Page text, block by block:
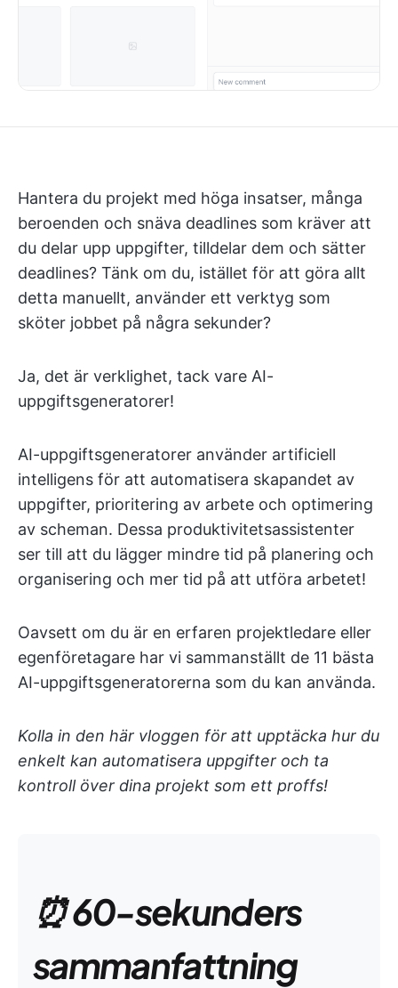
Hantera du projekt med höga insatser, många
beroenden och snäva deadlines som kräver att
du delar upp uppgifter, tilldelar dem och sätter
deadlines? Tänk om du, istället för att göra allt
detta manuellt, använder ett verktyg som
sköter jobbet på några sekunder?
Ja, det är verklighet, tack vare AI-
uppgiftsgeneratorer!
AI-uppgiftsgeneratorer använder artificiell
intelligens för att automatisera skapandet av
uppgifter, prioritering av arbete och optimering
av scheman. Dessa produktivitetsassistenter
ser till att du lägger mindre tid på planering och
organisering och mer tid på att utföra arbetet!
Oavsett om du är en erfaren projektledare eller
egenföretagare har vi sammanställt de 11 bästa
AI-uppgiftsgeneratorerna som du kan använda.
Kolla in den här vloggen för att upptäcka hur du
enkelt kan automatisera uppgifter och ta
kontroll över dina projekt som ett proffs!
⏰ 60-sekunders
sammanfattning